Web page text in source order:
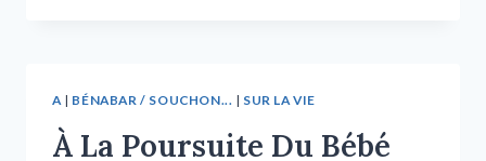
A| BÉNABAR / SOUCHON... | SUR LA VIE
À La Poursuite Du Bébé